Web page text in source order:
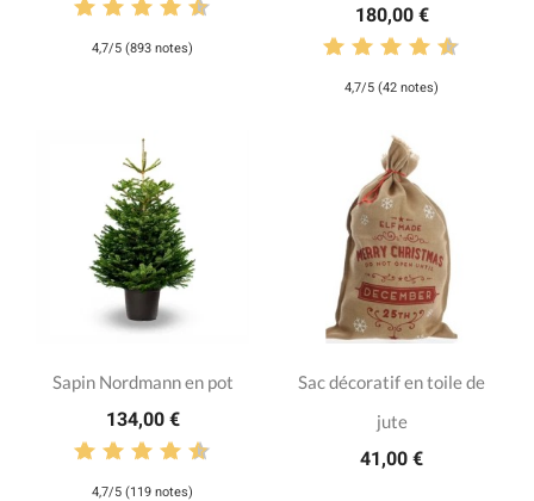
4,7/5 (893 notes)
180,00 €
4,7/5 (42 notes)
Sapin Nordmann en pot
134,00 €
4,7/5 (119 notes)
Sac décoratif en toile de
jute
41,00 €